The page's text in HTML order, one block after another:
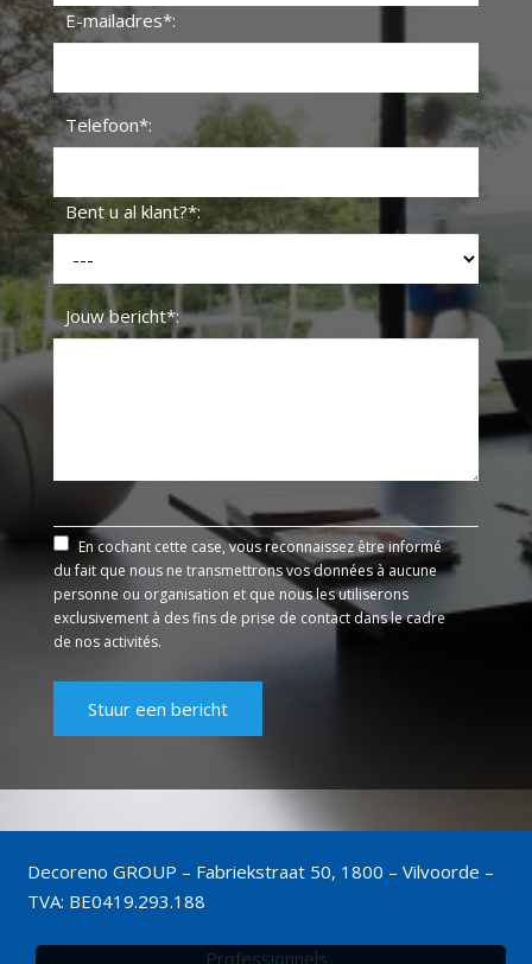
E-mailadres*:
Telefoon*:
Bent u al klant?*:
Jouw bericht*:
En cochant cette case, vous reconnaissez être informé
du fait que nous ne transmettrons vos données à aucune
personne ou organisation et que nous les utiliserons
exclusivement à des fins de prise de contact dans le cadre
de nos activités.
Decoreno GROUP – Fabriekstraat 50, 1800 – Vilvoorde –
TVA: BE0419.293.188
Professionnels